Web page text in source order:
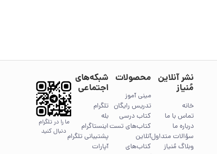
نشر آنلاین
مُنیاز
خانه
تماس با ما
درباره ما
سؤالات متداول
وبلاگ مُنیاز
محصولات
مینی آموز
تدریس رایگان
کتاب درسی
کتاب‌های تست
آنلاین
کتاب‌های
شبکه‌های
اجتماعی
تلگرام
بله
اینستاگرام
پشتیبانی تلگرام
آپارات
ما را در تلگرام
دنبال کنید